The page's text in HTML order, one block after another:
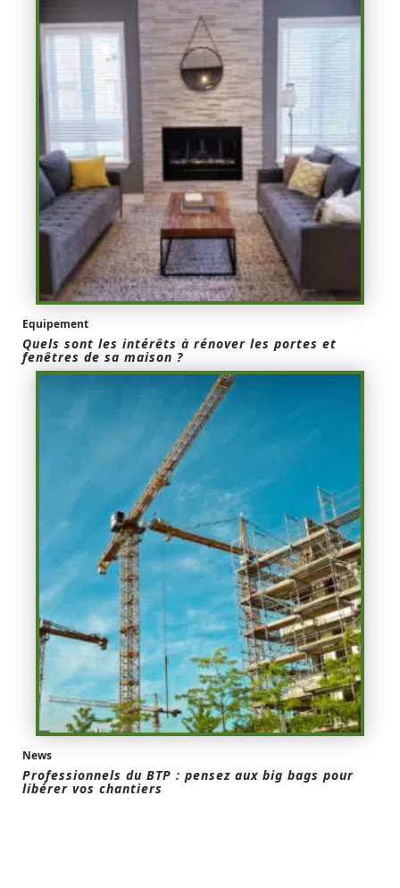
Equipement
Quels sont les intérêts à rénover les portes et
fenêtres de sa maison ?
News
Professionnels du BTP : pensez aux big bags pour
libérer vos chantiers